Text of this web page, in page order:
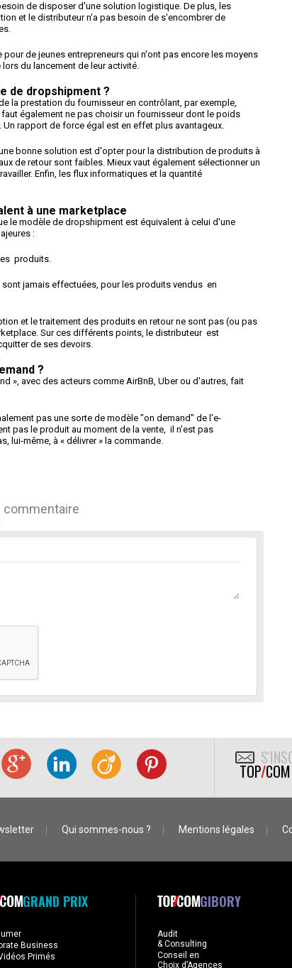
de disposer d'une solution logistique. De plus, les
et le distributeur n'a pas besoin de s'encombrer de
de jeunes entrepreneurs qui n'ont pas encore les moyens
du lancement de leur activité.
de dropshipment ?
la prestation du fournisseur en contrôlant, par exemple,
également ne pas choisir un fournisseur dont le poids
rapport de force égal est en effet plus avantageux.
bonne solution est d'opter pour la distribution de produits à
de retour sont faibles. Mieux vaut également sélectionner un
Enfin, les flux informatiques et la quantité
à une marketplace
le modèle de dropshipment est équivalent à celui d'une
:
produits.
jamais effectuées, pour les produits vendus en
et le traitement des produits en retour ne sont pas (ou pas
Sur ces différents points, le distributeur est
de ses devoirs.
?
», avec des acteurs comme AirBnB, Uber ou d'autres, fait
pas une sorte de modèle "on demand" de l'e-
pas le produit au moment de la vente, il n'est pas
lui-même, à « délivrer » la commande.
commentaire
TOP/COM
Qui sommes-nous ? Mentions légales
GRAND PRIX
Business
Primés
GIBORY
Audit
& Consulting
Conseil en
Choix d’Agences